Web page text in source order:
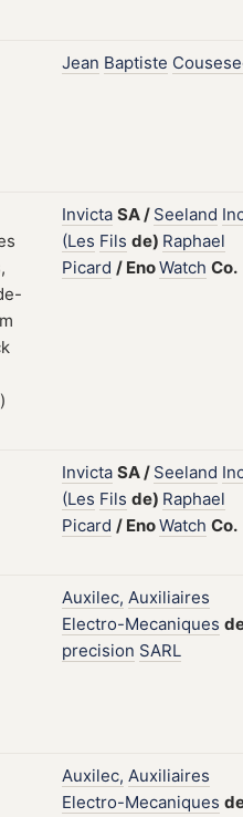
Jean Baptiste
Invicta SA/ Seeland
(Les Fils de) Raphael
Picard / EnoWatch Co.
Invicta SA/ Seeland
(Les Fils de) Raphael
Picard / EnoWatch Co.
Auxilec, Auxiliaires
Electro-Mecaniques
precision SARL
Auxilec, Auxiliaires
Electro-Mecaniques